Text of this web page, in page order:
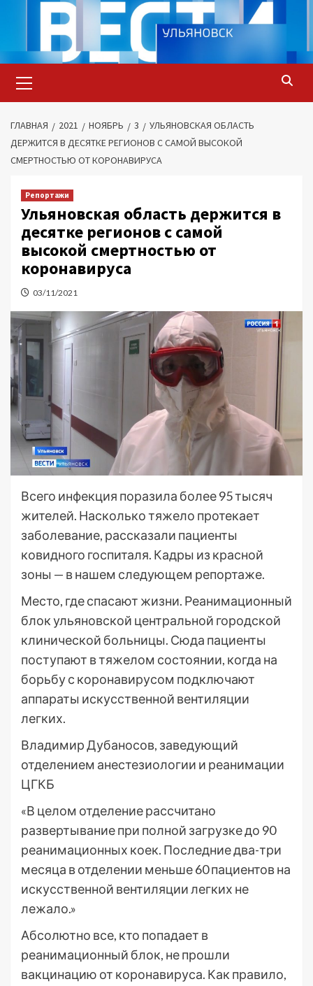
содержимому
меню
ГЛАВНАЯ 2021 НОЯБРЬ 3
УЛЬЯНОВСКАЯ ОБЛАСТЬ
ДЕРЖИТСЯ В ДЕСЯТКЕ РЕГИОНОВ С САМОЙ ВЫСОКОЙ
СМЕРТНОСТЬЮ ОТ КОРОНАВИРУСА
Репортажи
Ульяновская область держится в
десятке регионов с самой
высокой смертностью от
коронавируса
03/11/2021
Всего инфекция поразила более 95 тысяч
жителей. Насколько тяжело протекает
заболевание, рассказали пациенты
ковидного госпиталя. Кадры из красной
зоны — в нашем следующем репортаже.
Место, где спасают жизни. Реанимационный
блок ульяновской центральной городской
клинической больницы. Сюда пациенты
поступают в тяжелом состоянии, когда на
борьбу с коронавирусом подключают
аппараты искусственной вентиляции
легких.
Владимир Дубаносов, заведующий
отделением анестезиологии и реанимации
ЦГКБ
«В целом отделение рассчитано
развертывание при полной загрузке до 90
реанимационных коек. Последние два-три
месяца в отделении меньше 60 пациентов на
искусственной вентиляции легких не
лежало.»
Абсолютно все, кто попадает в
реанимационный блок, не прошли
вакцинацию от коронавируса. Как правило,